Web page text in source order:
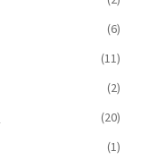
(6)
(11)
(2)
(20)
(1)